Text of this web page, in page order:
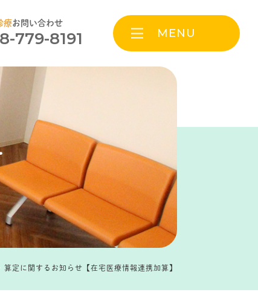
療お問い合わせ
779-8191 MENU
算定に関するお知らせ【在宅医療情報連携加算】